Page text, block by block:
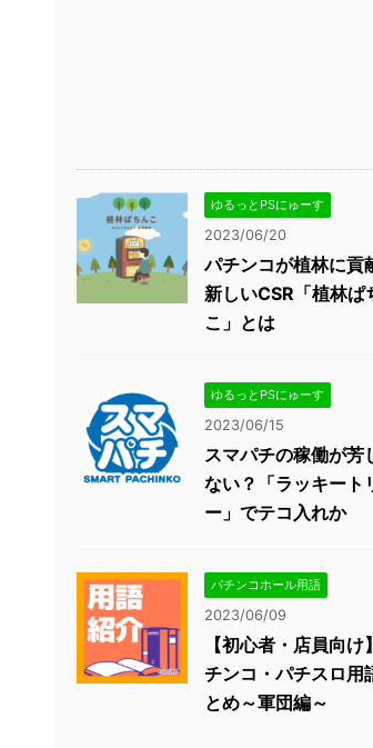
ゆるっとPSにゅーす
2023/06/20
パチンコが植林に貢
新しいCSR「植林ぱ
こ」とは
ゆるっとPSにゅーす
2023/06/15
スマパチの稼働が芳
ない？「ラッキート
ー」でテコ入れか
パチンコホール用語
2023/06/09
【初心者・店員向け
チンコ・パチスロ用
とめ～軍団編～